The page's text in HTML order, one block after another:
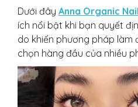
Dưới đây Anna Organic
ích nổi bật khi bạn quyết
do khiến phương pháp làm
chọn hàng đầu của nhiều